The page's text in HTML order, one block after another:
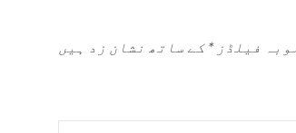
فیلڈز * کے ساتھ نشان زد ہیں